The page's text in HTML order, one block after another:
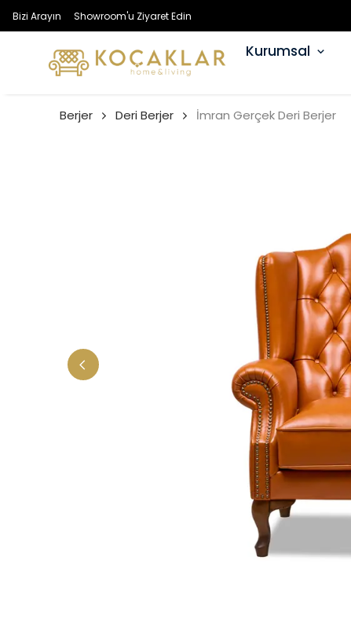
Bizi Arayın Showroom'u Ziyaret Edin
Kurumsal
Berjer Deri Berjer İmran Gerçek Deri Berjer